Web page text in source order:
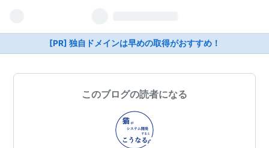
[PR] 独自ドメインは早めの取得がおすすめ！
このブログの読者になる